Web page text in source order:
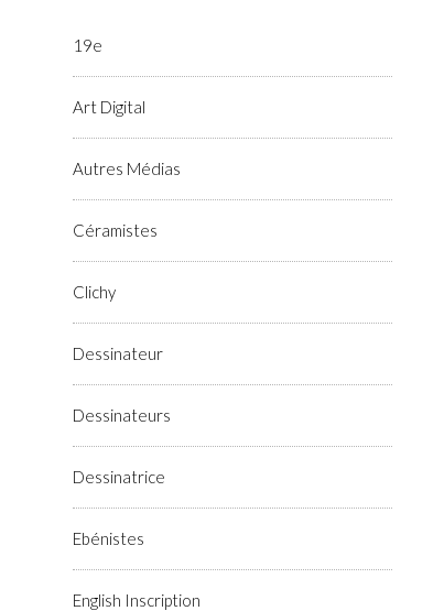
19e
Art Digital
Autres Médias
Céramistes
Clichy
Dessinateur
Dessinateurs
Dessinatrice
Ebénistes
English Inscription